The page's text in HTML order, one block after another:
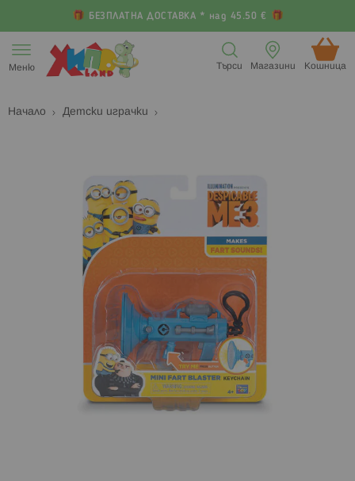
БЕЗПЛАТНА ДОСТАВКА * над 45.50 €
към
съдържанието
Меню Кошница (
Магазини
Търси
Начало Детски играчки
изображенията